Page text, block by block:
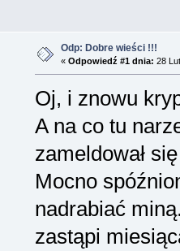
Odp: Dobre wieści !!!
« Odpowiedź #1 dnia: 28
Oj, i znowu
A na co tu
zameldował
Mocno
nadrabiać
zastąpi